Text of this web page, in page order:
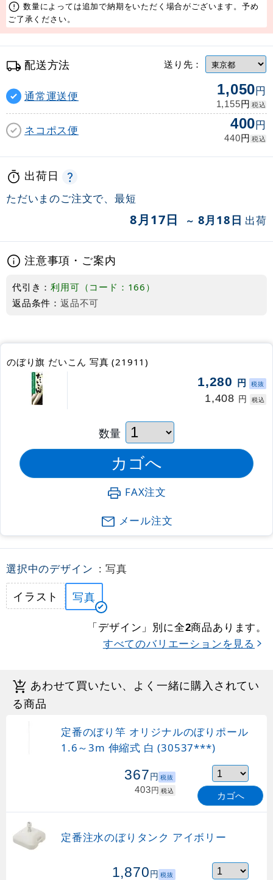
数量によっては追加で納期をいただく場合がございます。予め
ご了承ください。
配送方法 送り先：
通常運送便 1,050円
1,155円 税込
ネコポス便 400円
440円 税込
出荷日
ただいまのご注文で、最短
8月17日 ～ 8月18日 出荷
注意事項・ご案内
代引き：利用可（コード：166）
返品条件： 返品不可
のぼり旗 だいこん 写真 (21911)
1,280 円 税抜
1,408 円 税込
数量
FAX注文
メール注文
選択中のデザイン : 写真
イラスト 写真
「デザイン」別に全2商品あります。
すべてのバリエーションを見る
あわせて買いたい、よく一緒に購入されてい
る商品
定番のぼり竿 オリジナルのぼりポール
1.6～3m 伸縮式 白 (30537***)
367円 税抜
403円 税込 カゴへ
定番注水のぼりタンク アイボリー
1,870円 税抜